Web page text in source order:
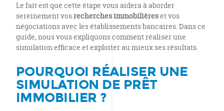
Le fait est que cette étape vous aidera à aborder
sereinement vosrecherches immobilièreset vos
négociations avec les établissements bancaires. Dans ce
guide, nous vous expliquons comment réaliser une
simulation efficace et exploiter au mieux ses résultats.
POURQUOI RÉALISER UNE
SIMULATION DE PRÊT
IMMOBILIER ?